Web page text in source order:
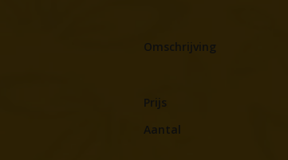
Omschrijving
Prijs
Aantal